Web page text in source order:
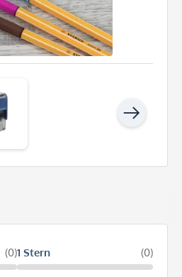
(0)1 Stern (0)